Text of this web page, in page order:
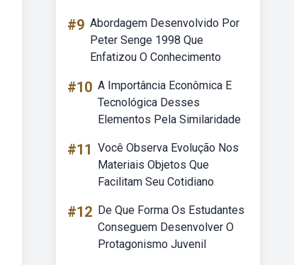
#9 Abordagem Desenvolvido Por
Peter Senge 1998 Que
Enfatizou O Conhecimento
#10 A Importância Econômica E
Tecnológica Desses
Elementos Pela Similaridade
#11 Você Observa Evolução Nos
Materiais Objetos Que
Facilitam Seu Cotidiano
#12 De Que Forma Os Estudantes
Conseguem Desenvolver O
Protagonismo Juvenil